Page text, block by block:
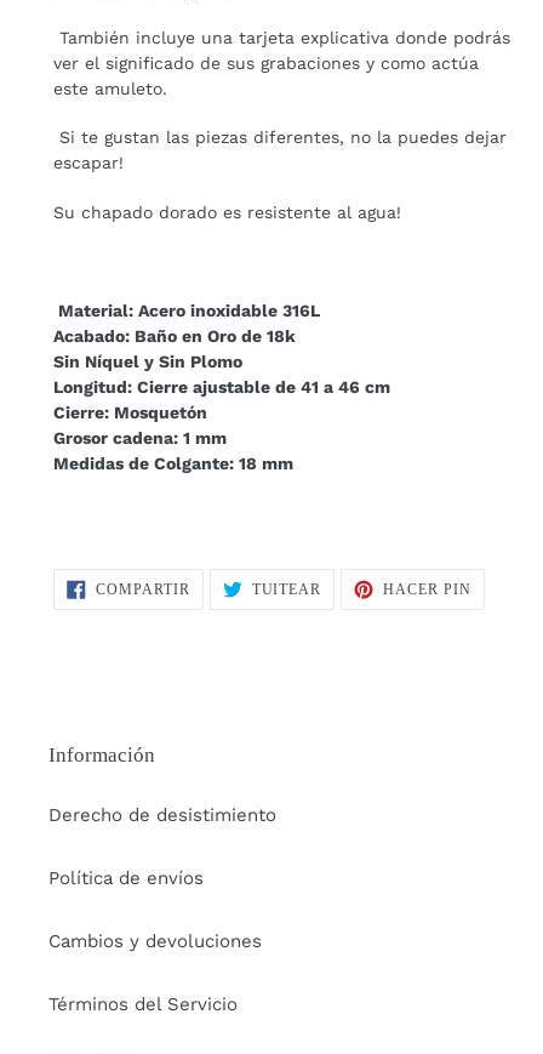
También incluye una tarjeta explicativa donde podrás
ver el significado de sus grabaciones y como actúa
este amuleto.
Si te gustan las piezas diferentes, no la puedes dejar
escapar!
Su chapado dorado es resistente al agua!
Material: Acero inoxidable 316L
Acabado: Baño en Oro de 18k
Sin Níquel y Sin Plomo
Longitud: Cierre ajustable de 41 a 46 cm
Cierre: Mosquetón
Grosor cadena: 1 mm
Medidas de Colgante: 18 mm
COMPARTIR COMPARTIRTUITEAR TUITEARHACER PINPINEAR
Información
Derecho de desistimiento
Política de envíos
Cambios y devoluciones
Términos del Servicio